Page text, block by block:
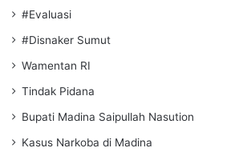
#Evaluasi
#Disnaker Sumut
Wamentan RI
Tindak Pidana
Bupati Madina Saipullah Nasution
Kasus Narkoba di Madina